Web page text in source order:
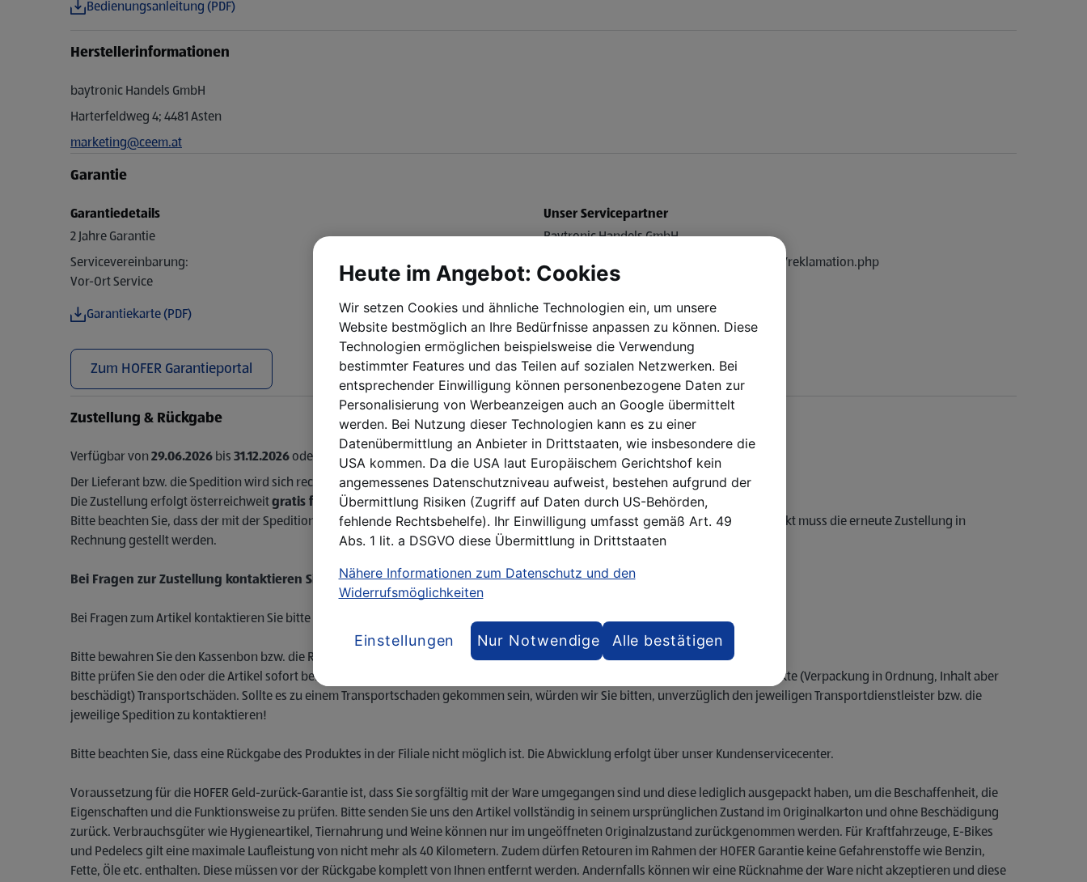
Bedienungsanleitung (PDF)
Herstellerinformationen
baytronic Handels GmbH
Harterfeldweg 4; 4481 Asten
marketing@ceem.at
Garantie
Garantiedetails
2 Jahre Garantie
Servicevereinbarung:
Vor-Ort Service
Garantiekarte (PDF)
Unser Servicepartner
Baytronic Handels GmbH
https://www.nabo.at/reklamation/rma_tool/reklamation.php
Zum HOFER Garantieportal
Zustellung & Rückgabe
Verfügbar von 29.06.2026 bis 31.12.2026oder solange der Vorrat reicht.
Der Lieferant bzw. die Spedition wird sich rechtzeitig mit Ihnen in Verbindung setzen, um einen Zustelltermin zu vereinbaren.
Die Zustellung erfolgt österreichweitgratis frei Bordsteinkante binnen 7 Werktagen.
Bitte beachten Sie, dass der mit der Spedition vereinbarte Liefertermin verbindlich ist. Bei Nicht-Antreffen zum vereinbarten Zeitpunkt muss die erneute Zustellung in
Rechnung gestellt werden.
Bei Fragen zur Zustellung kontaktieren Sie bitte lieferauskunft@nabo.at!
Bei Fragen zum Artikel kontaktieren Sie bitte lieferauskunft@nabo.at.
Bitte bewahren Sie den Kassenbon bzw. die Rechnung für etwaige Garantiefälle auf.
Bitte prüfen Sie den oder die Artikel sofort bei Anlieferung auf Vollständigkeit und offene (z.B. Verpackung beschädigt) bzw. verdeckte (Verpackung in Ordnung, Inhalt aber
beschädigt) Transportschäden. Sollte es zu einem Transportschaden gekommen sein, würden wir Sie bitten, unverzüglich den jeweiligen Transportdienstleister bzw. die
jeweilige Spedition zu kontaktieren!
Bitte beachten Sie, dass eine Rückgabe des Produktes in der Filiale nicht möglich ist. Die Abwicklung erfolgt über unser Kundenservicecenter.
Voraussetzung für die HOFER Geld-zurück-Garantie ist, dass Sie sorgfältig mit der Ware umgegangen sind und diese lediglich ausgepackt haben, um die Beschaffenheit, die
Eigenschaften und die Funktionsweise zu prüfen. Bitte senden Sie uns den Artikel vollständig in seinem ursprünglichen Zustand im Originalkarton und ohne Beschädigung
zurück. Verbrauchsgüter wie Hygieneartikel, Tiernahrung und Weine können nur im ungeöffneten Originalzustand zurückgenommen werden. Für Kraftfahrzeuge, E-Bikes
und Pedelecs gilt eine maximale Laufleistung von nicht mehr als 40 Kilometern. Zudem dürfen Retouren im Rahmen der HOFER Garantie keine Gefahrenstoffe wie Benzin,
Fette, Öle etc. enthalten. Diese müssen vor der Rückgabe komplett von Ihnen entfernt werden. Andernfalls können wir eine Rücknahme der Ware nicht akzeptieren und diese
Heute im Angebot: Cookies
Wir setzen Cookies und ähnliche Technologien ein, um unsere
Website bestmöglich an Ihre Bedürfnisse anpassen zu können. Diese
Technologien ermöglichen beispielsweise die Verwendung
bestimmter Features und das Teilen auf sozialen Netzwerken. Bei
entsprechender Einwilligung können personenbezogene Daten zur
Personalisierung von Werbeanzeigen auch an Google übermittelt
werden. Bei Nutzung dieser Technologien kann es zu einer
Datenübermittlung an Anbieter in Drittstaaten, wie insbesondere die
USA kommen. Da die USA laut Europäischem Gerichtshof kein
angemessenes Datenschutzniveau aufweist, bestehen aufgrund der
Übermittlung Risiken (Zugriff auf Daten durch US-Behörden,
fehlende Rechtsbehelfe). Ihr Einwilligung umfasst gemäß Art. 49
Abs. 1 lit. a DSGVO diese Übermittlung in Drittstaaten
Nähere Informationen zum Datenschutz und den
Widerrufsmöglichkeiten
Einstellungen Nur Notwendige Alle bestätigen